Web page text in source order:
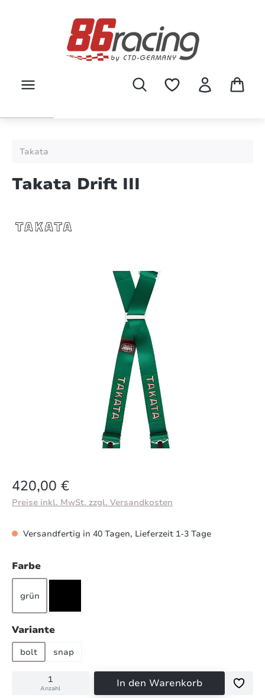
Takata
Takata Drift III
Bildergalerie überspringen
Regulärer Preis:
420,00 €
Preise inkl. MwSt. zzgl. Versandkosten
Versandfertig in 40 Tagen, Lieferzeit 1-3 Tage
Farbeauswählen
grün
Varianteauswählen
bolt snap
Anzahl In den Warenkorb